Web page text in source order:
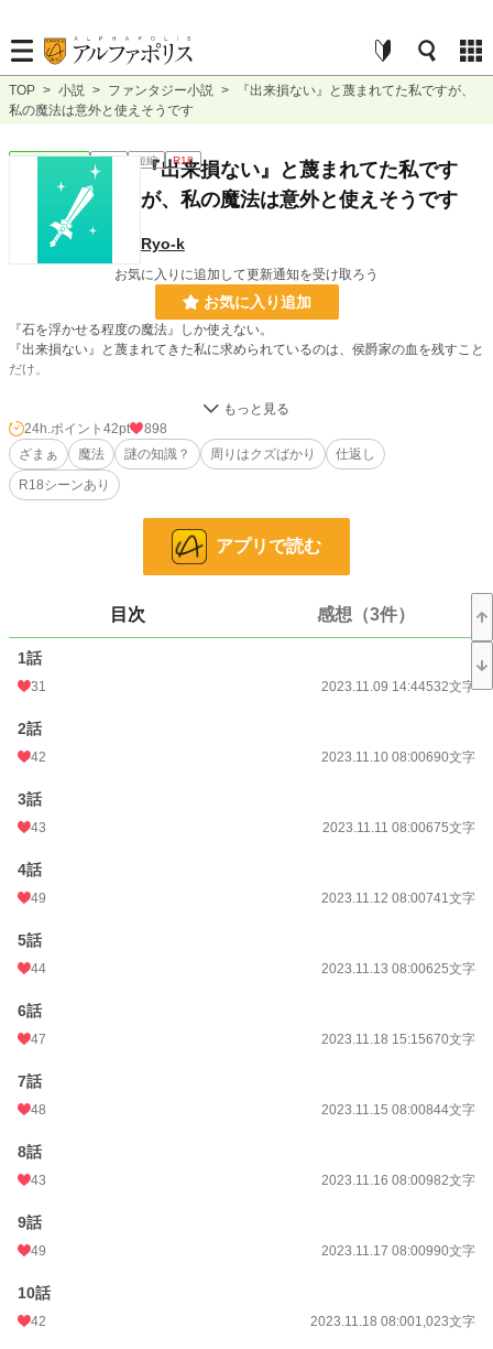
TOP > 小説 > ファンタジー小説 >
『出来損ない』と蔑まれてた私ですが、
私の魔法は意外と使えそうです
ファンタジー 完結 短編 R18
『出来損ない』と蔑まれてた私です
が、私の魔法は意外と使えそうです
Ryo-k
お気に入りに追加して更新通知を受け取ろう
お気に入り追加
『石を浮かせる程度の魔法』しか使えない。
『出来損ない』と蔑まれてきた私に求められているのは、侯爵家の血を残すこと
だけ。
夢の内容は何も覚えてなかったけど、その日からの私の考えに変化が……
この魔法……もっと出来ることがあるんじゃないかしら？
17,970 位 / 228,845 件
3,016 位 / 53,335 件
194
24h.ポイント
文字数
更新日時
初回公開日時
初回完結日時
累計ポイント
24h.ポイント 42pt
898
ざまぁ
魔法 謎の知識？ 周りはクズばかり
仕返し
R18シーンあり
アプリで読む
目次 感想（3件）
1話
31 2023.11.09 14:44532文字
2話
42 2023.11.10 08:00690文字
3話
43 2023.11.11 08:00675文字
4話
49 2023.11.12 08:00741文字
5話
44 2023.11.13 08:00625文字
6話
47 2023.11.18 15:15670文字
7話
48 2023.11.15 08:00844文字
8話
43 2023.11.16 08:00982文字
9話
49 2023.11.17 08:00990文字
10話
42 2023.11.18 08:001,023文字